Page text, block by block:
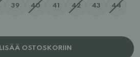
39 40 41 42 43 44
LISÄÄ OSTOSKORIIN